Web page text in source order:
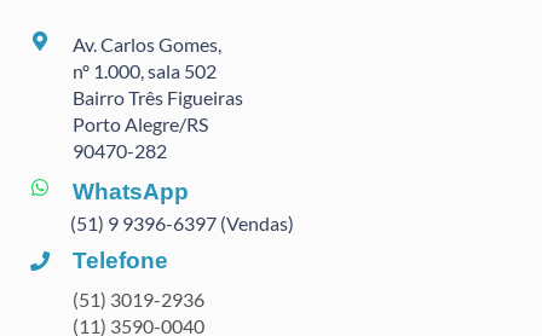
Av. Carlos Gomes,
nº 1.000, sala 502
Bairro Três Figueiras
Porto Alegre/RS
90470-282
WhatsApp
(51) 9 9396-6397 (Vendas)
Telefone
(51) 3019-2936
(11) 3590-0040